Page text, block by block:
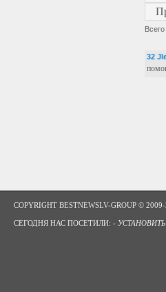
32
COPYRIGHT BESTNEWSLV-GROUP ©
СЕГОДНЯ НАС ПОСЕТИЛИ: -